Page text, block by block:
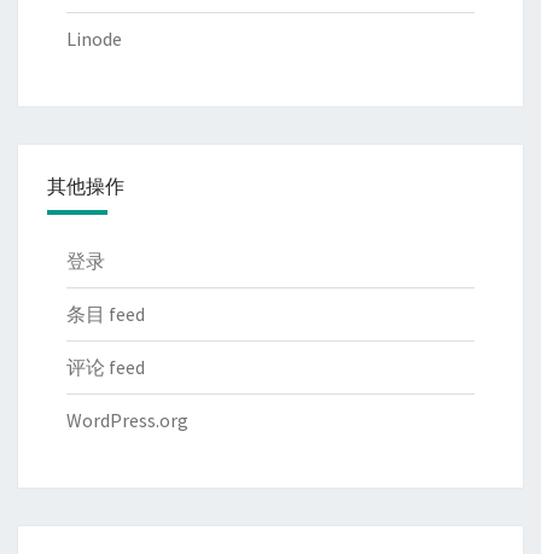
Linode
其他操作
登录
条目 feed
评论 feed
WordPress.org